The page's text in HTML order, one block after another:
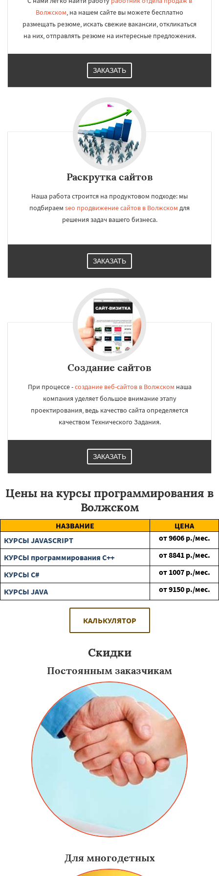
Волжском, на нашем сайте вы можете бесплатно
размещать резюме, искать свежие вакансии, откликаться
на них, отправлять резюме на интересные предложения.
ЗАКАЗАТЬ
Раскрутка сайтов
Наша работа строится на продуктовом подходе: мы
подбираем seo продвижение сайтов в Волжском для
решения задач вашего бизнеса.
ЗАКАЗАТЬ
Создание сайтов
При процессе -создание веб-сайтов в Волжском наша
компания уделяет большое внимание этапу
проектирования, ведь качество сайта определяется
качеством Технического Задания.
ЗАКАЗАТЬ
Цены на курсы программирования в
Волжском
НАЗВАНИЕ
ЦЕНА
КУРСЫ JAVASCRIPT
от9606 р./мес.
КУРСЫ программирования C++
от8841 р./мес.
КУРСЫ C#
от 1007 р./мес.
КУРСЫ JAVA
от9150 р./мес.
КАЛЬКУЛЯТОР
Скидки
Постоянным заказчикам
Для многодетных